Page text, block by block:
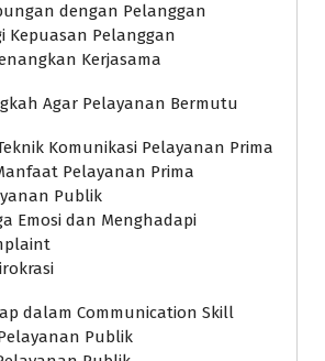
dengan Pelanggan
Kepuasan Pelanggan
Kerjasama
Agar Pelayanan Bermutu
Komunikasi Pelayanan Prima
Pelayanan Prima
Publik
Emosi dan Menghadapi
dalam Communication Skill
Publik